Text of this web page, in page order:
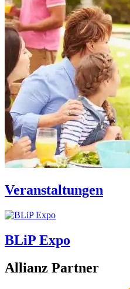
Veranstaltungen
BLiP Expo
Allianz Partner